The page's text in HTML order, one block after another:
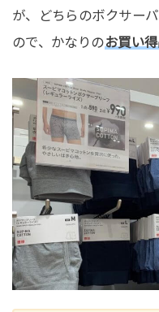
が、どちらのボクサー
ので、かなりのお買い